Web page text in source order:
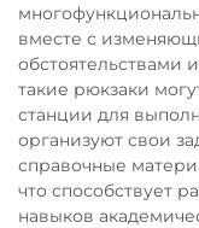
вместе с
обстоятельствами
такие рюкзаки
станции для
организуют свои
справочные
что способствует
навыков